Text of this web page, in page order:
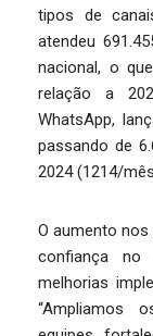
tipos de
atendeu
nacional, o
relação a
WhatsApp,
passando de
2024 (1214/
O aumento
confiança no
melhorias
“Ampliamos